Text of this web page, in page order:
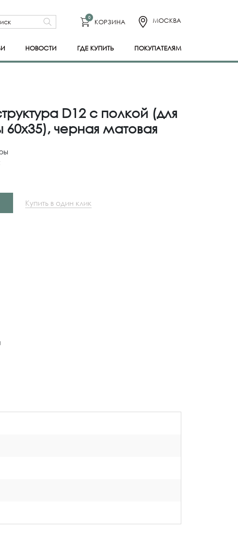
0
КОРЗИНА МОСКВА
НОВОСТИ ГДЕ КУПИТЬ ПОКУПАТЕЛЯМ
D12 с полкой (для
черная матовая
Купить в один клик